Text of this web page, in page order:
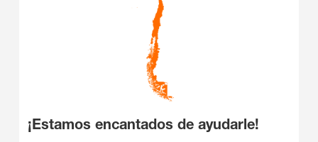
¡Estamos encantados de ayudarle!